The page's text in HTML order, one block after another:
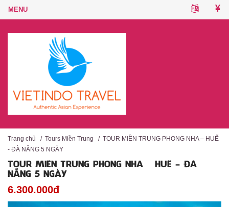
Trang chủ / Tours Miền Trung / TOUR MIỀN TRUNG PHONG NHA – HUẾ
- ĐÀ NẴNG 5 NGÀY
TOUR MIỀN TRUNG PHONG NHA – HUẾ - ĐÀ
NẴNG 5 NGÀY
6.300.000đ